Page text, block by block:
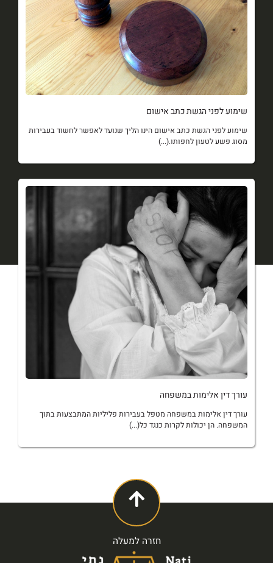
שימוע לפני הגשת כתב אישום
שימוע לפני הגשת כתב אישום הינו הליך שנועד לאפשר לחשוד בעבירות
מסוג פשע לטעון לחפותו.(...)
עורך דין אלימות במשפחה
עורך דין אלימות במשפחה מטפל בעבירות פליליות המתבצעות בתוך
המשפחה. הן יכולות לקרות כנגד כל(...)
חזרה למעלה